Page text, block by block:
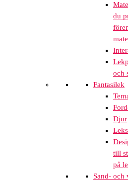
du
och
Fantasilek
Djur
till
på
Sand- och